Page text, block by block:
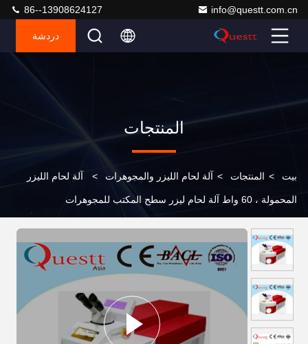
info@questt.com.cn
86--13908624127
دردشة
المنتجات
بيت > المنتجات > آلة لحام الليزر والمجوهرات > آلة لحام الليزر
المحمولة ، 60 واط آلة لحام ليزر سطح المكتب للمجوهرات